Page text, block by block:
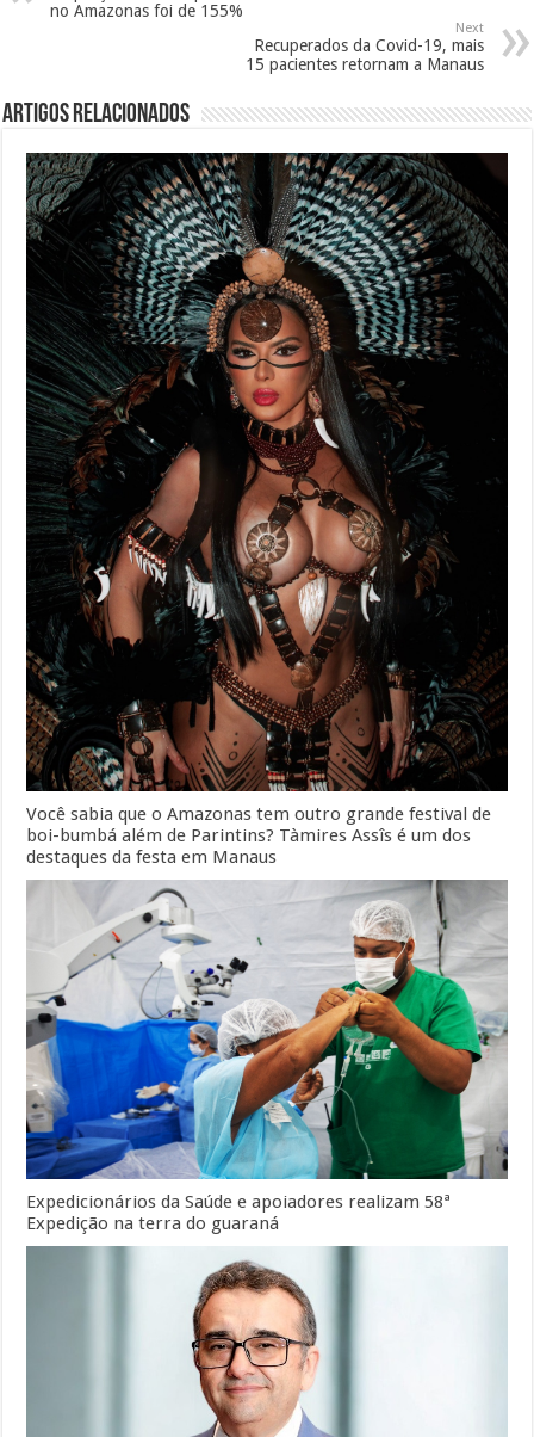
no Amazonas foi de 155%
Next
Recuperados da Covid-19, mais
15 pacientes retornam a Manaus
Artigos Relacionados
Você sabia que o Amazonas tem outro grande festival de
boi-bumbá além de Parintins? Tàmires Assîs é um dos
destaques da festa em Manaus
Expedicionários da Saúde e apoiadores realizam 58ª
Expedição na terra do guaraná